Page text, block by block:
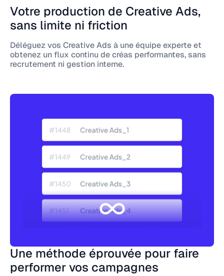
Votre production de Creative Ads,
sans limite ni friction
Déléguez vos Creative Ads à une équipe experte et
obtenez un flux continu de créas performantes, sans
recrutement ni gestion interne.
Une méthode éprouvée pour faire
performer vos campagnes